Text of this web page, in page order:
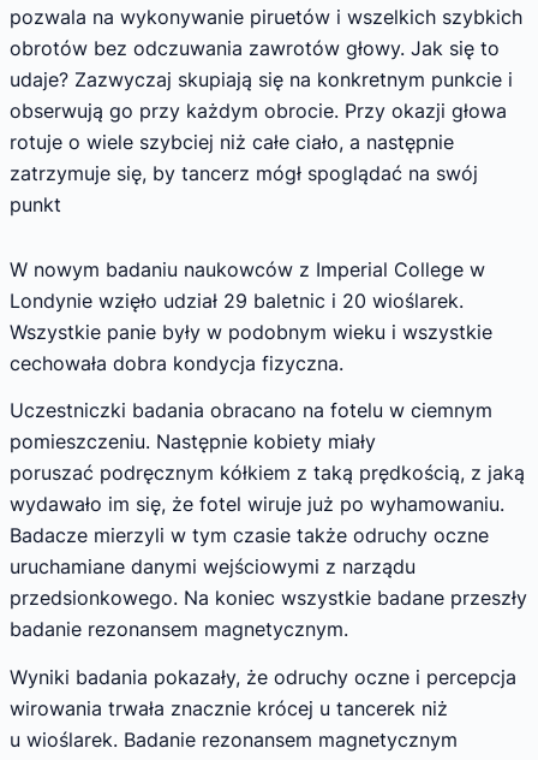
pozwala na wykonywanie piruetów i wszelkich szybkich
obrotów bez odczuwania zawrotów głowy. Jak się to
udaje? Zazwyczaj skupiają się na konkretnym punkcie i
obserwują go przy każdym obrocie. Przy okazji głowa
rotuje o wiele szybciej niż całe ciało, a następnie
zatrzymuje się, by tancerz mógł spoglądać na swój
punkt
W nowym badaniu naukowców z Imperial College w
Londynie wzięło udział 29 baletnic i 20 wioślarek.
Wszystkie panie były w podobnym wieku i wszystkie
cechowała dobra kondycja fizyczna.
Uczestniczki badania obracano na fotelu w ciemnym
pomieszczeniu. Następnie kobiety miały
poruszać podręcznym kółkiem z taką prędkością, z jaką
wydawało im się, że fotel wiruje już po wyhamowaniu.
Badacze mierzyli w tym czasie także odruchy oczne
uruchamiane danymi wejściowymi z narządu
przedsionkowego. Na koniec wszystkie badane przeszły
badanie rezonansem magnetycznym.
Wyniki badania pokazały, że odruchy oczne i percepcja
wirowania trwała znacznie krócej u tancerek niż
u wioślarek. Badanie rezonansem magnetycznym